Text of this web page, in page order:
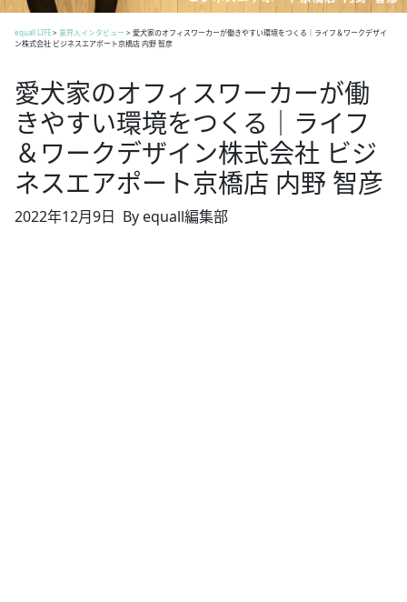
equall LIFE> 業界人インタビュー > 愛犬家のオフィスワーカーが働きやすい環境をつくる｜ライフ＆ワークデザイ
ン株式会社 ビジネスエアポート京橋店 内野 智彦
愛犬家のオフィスワーカーが働
きやすい環境をつくる｜ライフ
＆ワークデザイン株式会社 ビジ
ネスエアポート京橋店 内野 智彦
2022年12月9日 By equall編集部